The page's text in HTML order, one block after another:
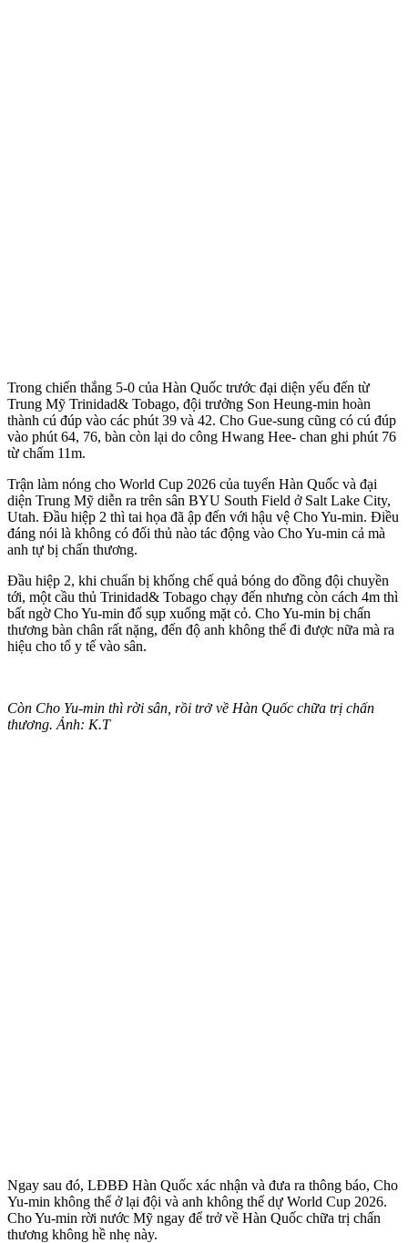
Trong chiến thắng 5-0 của Hàn Quốc trước đại diện yếu đến từ
Trung Mỹ Trinidad& Tobago, đội trưởng Son Heung-min hoàn
thành cú đúp vào các phút 39 và 42. Cho Gue-sung cũng có cú đúp
vào phút 64, 76, bàn còn lại do công Hwang Hee- chan ghi phút 76
từ chấm 11m.
Trận làm nóng cho World Cup 2026 của tuyển Hàn Quốc và đại
diện Trung Mỹ diễn ra trên sân BYU South Field ở Salt Lake City,
Utah. Đầu hiệp 2 thì tai họa đã ập đến với hậu vệ Cho Yu-min. Điều
đáng nói là không có đối thủ nào tác động vào Cho Yu-min cả mà
anh tự bị chấn thương.
Đầu hiệp 2, khi chuẩn bị khống chế quả bóng do đồng đội chuyền
tới, một cầu thủ Trinidad& Tobago chạy đến nhưng còn cách 4m thì
bất ngờ Cho Yu-min đổ sụp xuống mặt cỏ. Cho Yu-min bị chấn
thương bàn chân rất nặng, đến độ anh không thể đi được nữa mà ra
hiệu cho tổ y tế vào sân.
Còn Cho Yu-min thì rời sân, rồi trở về Hàn Quốc chữa trị chấn
thương. Ảnh: K.T
Ngay sau đó, LĐBĐ Hàn Quốc xác nhận và đưa ra thông báo, Cho
Yu-min không thể ở lại đội và anh không thể dự World Cup 2026.
Cho Yu-min rời nước Mỹ ngay để trở về Hàn Quốc chữa trị chấn
thương không hề nhẹ này.